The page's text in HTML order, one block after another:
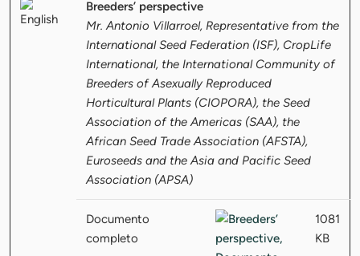
Breeders’ perspective
Mr. Antonio Villarroel, Representative from the
International Seed Federation (ISF), CropLife
International, the International Community of
Breeders of Asexually Reproduced
Horticultural Plants (CIOPORA), the Seed
Association of the Americas (SAA), the
African Seed Trade Association (AFSTA),
Euroseeds and the Asia and Pacific Seed
Association (APSA)
Documento
completo
1081
KB